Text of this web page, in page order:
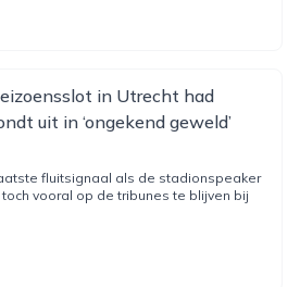
in Utrecht had
uit in ‘ongekend geweld’
fluitsignaal als de stadionspeaker
vooral op de tribunes te blijven bij